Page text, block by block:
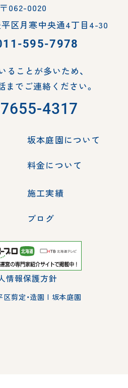
〒062-0020
区月寒中央通4丁目4-30
595-7978
ることが多いため、
までご連絡ください。
4317
坂本庭園について
料金について
施工実績
ブログ
情報保護方針
剪定・造園 | 坂本庭園